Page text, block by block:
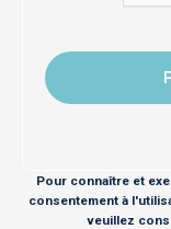
Pour connaître et
consentement à
veuillez